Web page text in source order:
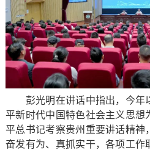
彭光明在讲话中指出，今年
平新时代中国特色社会主义思想
平总书记考察贵州重要讲话精神
奋发有为、真抓实干，各项工作